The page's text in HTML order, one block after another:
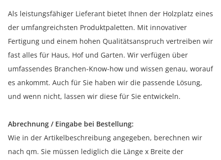
Als leistungsfähiger Lieferant bietet Ihnen der Holzplatz eines
der umfangreichsten Produktpaletten. Mit innovativer
Fertigung und einem hohen Qualitätsanspruch vertreiben wir
fast alles für Haus, Hof und Garten. Wir verfügen über
umfassendes Branchen-Know-how und wissen genau, worauf
es ankommt. Auch für Sie haben wir die passende Lösung,
und wenn nicht, lassen wir diese für Sie entwickeln.
Abrechnung / Eingabe bei Bestellung:
Wie in der Artikelbeschreibung angegeben, berechnen wir
nach qm. Sie müssen lediglich die Länge x Breite der